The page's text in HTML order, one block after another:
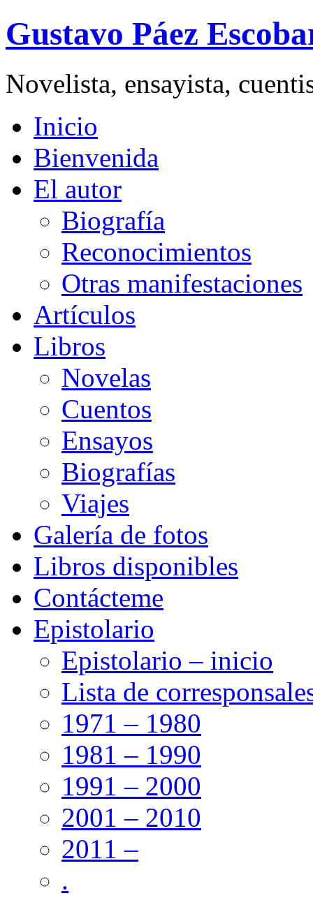
Gustavo Páez
Novelista, ensayista,
Inicio
Bienvenida
El autor
Biografía
Reconocimientos
Otras manifestaciones
Artículos
Libros
Novelas
Cuentos
Ensayos
Biografías
Viajes
Galería de fotos
Libros disponibles
Contácteme
Epistolario
Epistolario – inicio
Lista de
1971 – 1980
1981 – 1990
1991 – 2000
2001 – 2010
2011 –
.